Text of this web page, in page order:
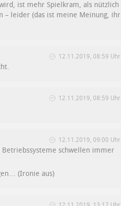
ist mehr Spielkram, als nützlich
– leider (das ist meine Meinung, ihr
12.11.2019, 08:59 Uhr
12.11.2019, 08:59 Uhr
12.11.2019, 09:00 Uhr
schwellen immer
(Ironie aus)